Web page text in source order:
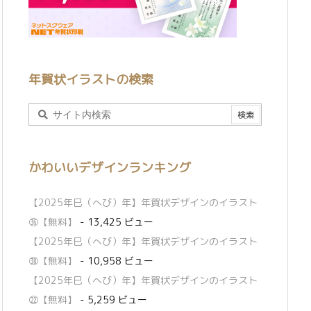
年賀状イラストの検索
かわいいデザインランキング
【2025年巳（へび）年】年賀状デザインのイラスト
㊱【無料】
- 13,425 ビュー
【2025年巳（へび）年】年賀状デザインのイラスト
㊳【無料】
- 10,958 ビュー
【2025年巳（へび）年】年賀状デザインのイラスト
㉒【無料】
- 5,259 ビュー